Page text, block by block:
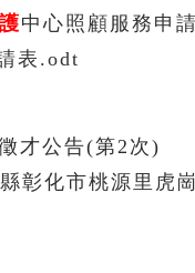
中心照顧服務申
表.odt
才公告(第2次)
彰化市桃源里虎